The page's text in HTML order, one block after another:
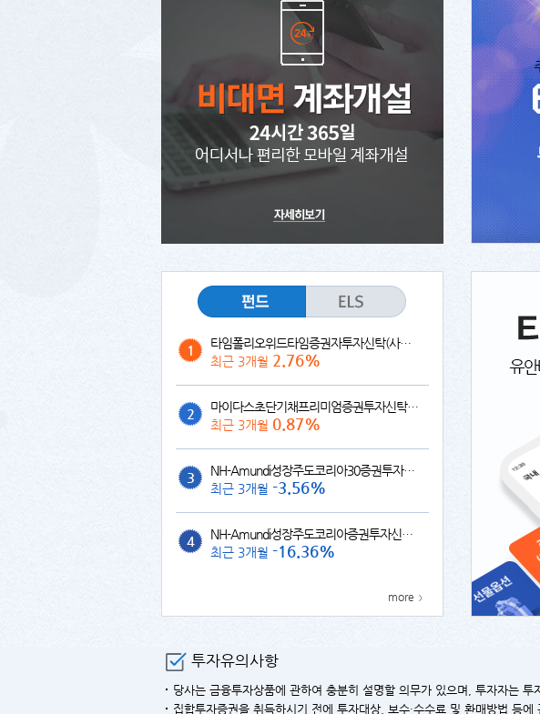
1
타임폴리오위드타임증권자투자신탁(사모투자재간접형)종류A-e
최근 3개월 2.76%
2
마이다스초단기채프리미엄증권투자신탁(채권)종류Ce
최근 3개월 0.87%
3
NH-Amundi성장주도코리아30증권투자신탁[채권혼합]ClassAe
최근 3개월 -3.56%
4
NH-Amundi성장주도코리아증권투자신탁[주식]ClassAe
최근 3개월 -16.36%
more
투자유의사항
당사는 금융투자상품에 관하여 충분히 설명할 의무가 있으며, 투자자는
집합투자증권을 취득하시기 전에 투자대상, 보수·수수료 및 환매방법 등